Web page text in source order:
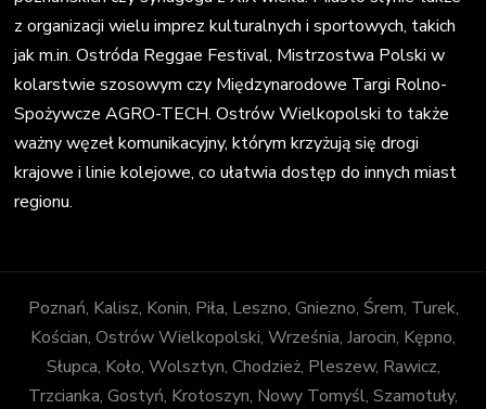
z organizacji wielu imprez kulturalnych i sportowych, takich
jak m.in. Ostróda Reggae Festival, Mistrzostwa Polski w
kolarstwie szosowym czy Międzynarodowe Targi Rolno-
Spożywcze AGRO-TECH. Ostrów Wielkopolski to także
ważny węzeł komunikacyjny, którym krzyżują się drogi
krajowe i linie kolejowe, co ułatwia dostęp do innych miast
regionu.
Poznań, Kalisz, Konin, Piła, Leszno, Gniezno, Śrem, Turek,
Kościan, Ostrów Wielkopolski, Września, Jarocin, Kępno,
Słupca, Koło, Wolsztyn, Chodzież, Pleszew, Rawicz,
Trzcianka, Gostyń, Krotoszyn, Nowy Tomyśl, Szamotuły,